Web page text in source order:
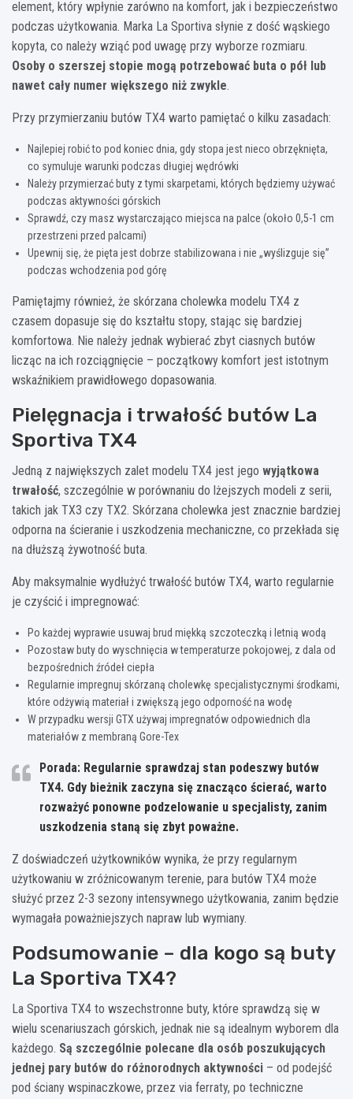
element, który wpłynie zarówno na komfort, jak i bezpieczeństwo
podczas użytkowania. Marka La Sportiva słynie z dość wąskiego
kopyta, co należy wziąć pod uwagę przy wyborze rozmiaru.
Osoby o szerszej stopie mogą potrzebować buta o pół lub
nawet cały numer większego niż zwykle.
Przy przymierzaniu butów TX4 warto pamiętać o kilku zasadach:
Najlepiej robić to pod koniec dnia, gdy stopa jest nieco obrzęknięta,
co symuluje warunki podczas długiej wędrówki
Należy przymierzać buty z tymi skarpetami, których będziemy używać
podczas aktywności górskich
Sprawdź, czy masz wystarczająco miejsca na palce (około 0,5-1 cm
przestrzeni przed palcami)
Upewnij się, że pięta jest dobrze stabilizowana i nie „wyślizguje się”
podczas wchodzenia pod górę
Pamiętajmy również, że skórzana cholewka modelu TX4 z
czasem dopasuje się do kształtu stopy, stając się bardziej
komfortowa. Nie należy jednak wybierać zbyt ciasnych butów
licząc na ich rozciągnięcie – początkowy komfort jest istotnym
wskaźnikiem prawidłowego dopasowania.
Pielęgnacja i trwałość butów La
Sportiva TX4
Jedną z największych zalet modelu TX4 jest jego wyjątkowa
trwałość, szczególnie w porównaniu do lżejszych modeli z serii,
takich jak TX3 czy TX2. Skórzana cholewka jest znacznie bardziej
odporna na ścieranie i uszkodzenia mechaniczne, co przekłada się
na dłuższą żywotność buta.
Aby maksymalnie wydłużyć trwałość butów TX4, warto regularnie
je czyścić i impregnować:
Po każdej wyprawie usuwaj brud miękką szczoteczką i letnią wodą
Pozostaw buty do wyschnięcia w temperaturze pokojowej, z dala od
bezpośrednich źródeł ciepła
Regularnie impregnuj skórzaną cholewkę specjalistycznymi środkami,
które odżywią materiał i zwiększą jego odporność na wodę
W przypadku wersji GTX używaj impregnatów odpowiednich dla
materiałów z membraną Gore-Tex
Porada: Regularnie sprawdzaj stan podeszwy butów
TX4. Gdy bieżnik zaczyna się znacząco ścierać, warto
rozważyć ponowne podzelowanie u specjalisty, zanim
uszkodzenia staną się zbyt poważne.
Z doświadczeń użytkowników wynika, że przy regularnym
użytkowaniu w zróżnicowanym terenie, para butów TX4 może
służyć przez 2-3 sezony intensywnego użytkowania, zanim będzie
wymagała poważniejszych napraw lub wymiany.
Podsumowanie – dla kogo są buty
La Sportiva TX4?
La Sportiva TX4 to wszechstronne buty, które sprawdzą się w
wielu scenariuszach górskich, jednak nie są idealnym wyborem dla
każdego. Są szczególnie polecane dla osób poszukujących
jednej pary butów do różnorodnych aktywności – od podejść
pod ściany wspinaczkowe, przez via ferraty, po techniczne